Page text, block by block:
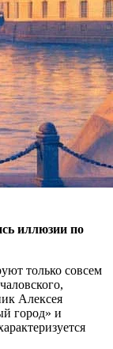
иллюзии по
только совсем
Алексея
город» и